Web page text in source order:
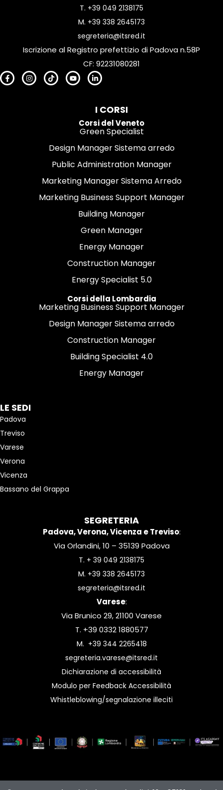
T. +39 049 2138175
M. +39 338 2645173
segreteria@itsred.it
Iscrizione al Registro prefettizio di Padova n.58P
CF: 92231080281
I CORSI
Corsi del Veneto
Green Specialist
Design Manager Sistema arredo
Public Administration Manager
Marketing Manager Sistema Arredo
Marketing Business Support Manager
Building Manager
Green Manager
Energy Manager
Construction Manager
Energy Specialist 5.0
Corsi della Lombardia
Marketing Business Support Manager
Design Manager Sistema arredo
Construction Manager
Building Specialist 4.0
Energy Manager
LE SEDI
Padova
Treviso
Varese
Verona
Vicenza
Bassano del Grappa
SEGRETERIA
Padova, Verona, Vicenza e Treviso:
Via Orlandini, 10 – 35139 Padova
T. + 39 049 2138175
M. +39 338 2645173
segreteria@itsred.it
Varese:
Via Brunico 29, 21100 Varese
T. +39 0332 1880577
M. +39 344 2265418
segreteria.varese@itsred.it
Dichiarazione di accessibilità
Modulo per Feedback Accessibilità
Whistleblowing/segnalazione illeciti